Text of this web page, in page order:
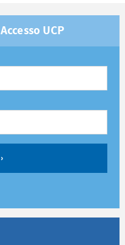
Accesso UCP